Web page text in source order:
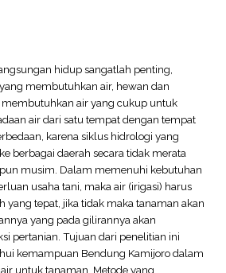
hidup sangatlah penting,
membutuhkan air, hewan dan
air yang cukup untuk
air dari satu tempat dengan tempat
karena siklus hidrologi yang
berbagai daerah secara tidak merata
musim. Dalam memenuhi kebutuhan
usaha tani, maka air (irigasi) harus
yang tepat, jika tidak maka tanaman akan
yang pada gilirannya akan
pertanian. Tujuan dari penelitian ini
kemampuan Bendung Kamijoro dalam
untuk tanaman. Metode yang